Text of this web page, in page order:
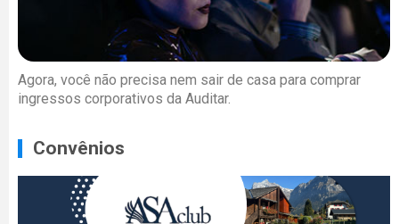
Agora, você não precisa nem sair de casa para comprar
ingressos corporativos da Auditar.
Convênios